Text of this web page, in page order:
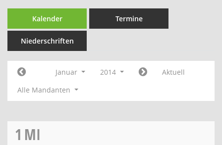
Kalender Termine
Niederschriften
Januar 2014
Aktuell
Alle Mandanten
1 MI